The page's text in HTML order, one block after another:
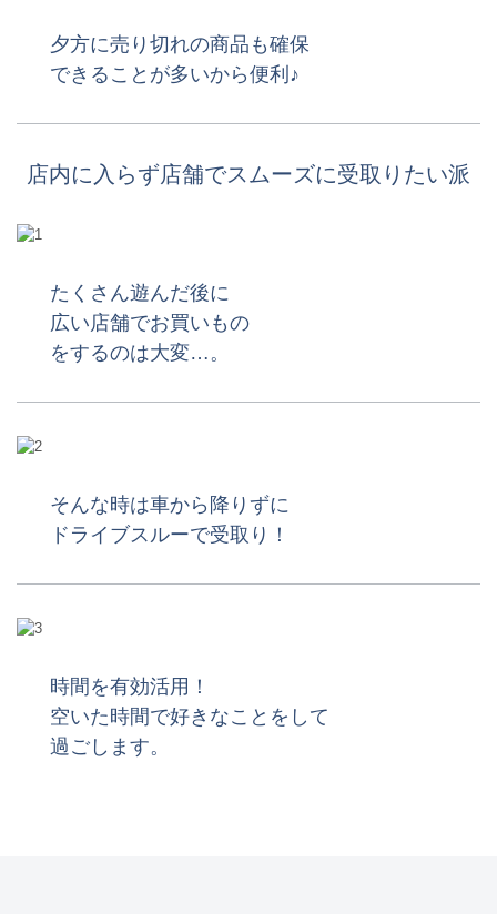
夕方に売り切れの商品も確保
できることが多いから便利♪
店内に入らず店舗でスムーズに受取りたい派
たくさん遊んだ後に
広い店舗でお買いもの
をするのは大変…。
そんな時は車から降りずに
ドライブスルーで受取り！
時間を有効活用！
空いた時間で好きなことをして
過ごします。